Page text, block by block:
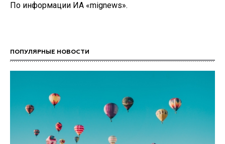
По информации ИА «mignews».
ПОПУЛЯРНЫЕ НОВОСТИ